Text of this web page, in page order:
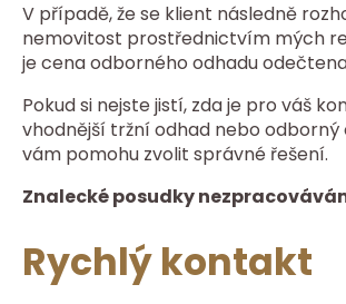
V případě, že se klient následně
nemovitost prostřednictvím mých
je cena odborného odhadu
Pokud si nejste jistí, zda je pro váš
vhodnější tržní odhad nebo odborný
vám pomohu zvolit správné řešení.
Znalecké posudky
Rychlý kontakt